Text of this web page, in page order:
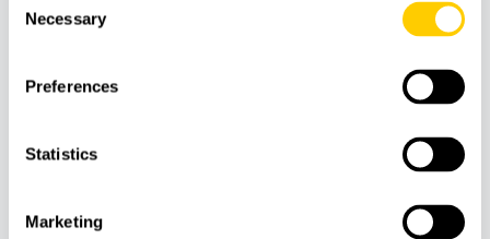
Selection
Necessary
Preferences
Statistics
Marketing
pensées pour la vitesse et les sensations, tandis
que d’autres permettent de profiter du littoral de
préfèrent une activité plus calme, en contact direct